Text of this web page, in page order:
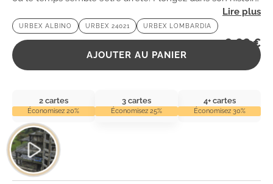
URBEX ALBINO URBEX 24021 URBEX LOMBARDIA
2,99€
AJOUTER AU PANIER
2 cartes
Économisez 20%
3 cartes
Économisez 25%
4+ cartes
Économisez 30%